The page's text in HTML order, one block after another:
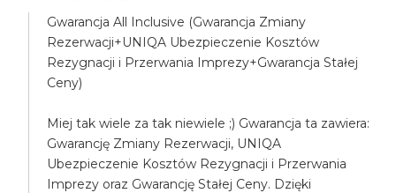
Gwarancja All Inclusive (Gwarancja Zmiany
Rezerwacji+UNIQA Ubezpieczenie Kosztów
Rezygnacji i Przerwania Imprezy+Gwarancja Stałej
Ceny)
Miej tak wiele za tak niewiele ;) Gwarancja ta zawiera:
Gwarancję Zmiany Rezerwacji, UNIQA
Ubezpieczenie Kosztów Rezygnacji i Przerwania
Imprezy oraz Gwarancję Stałej Ceny. Dzięki